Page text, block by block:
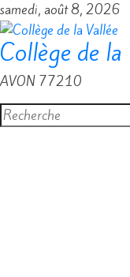
Passer
au
contenu
samedi, août 8, 2026
Collège de la
AVON 77210